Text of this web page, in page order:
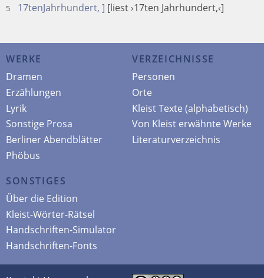
5 17tenJahrhundert, ] [liest ›17ten Jahrhundert,‹]
WERKE
Dramen
Erzählungen
Lyrik
Sonstige Prosa
Berliner Abendblätter
Phöbus
VERZEICHNISSE
Personen
Orte
Kleist Texte (alphabetisch)
Von Kleist erwähnte Werke
Literaturverzeichnis
SONSTIGES
Über die Edition
Kleist-Wörter-Rätsel
Handschriften-Simulator
Handschriften-Fonts